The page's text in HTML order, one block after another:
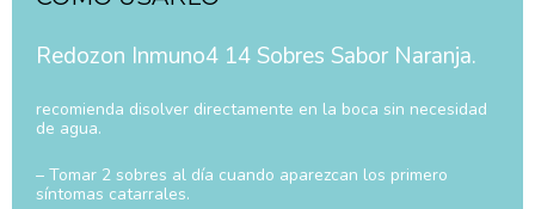
Redozon Inmuno4 14 Sobres Sabor Naranja.
recomienda disolver directamente en la boca sin necesidad
de agua.
– Tomar 2 sobres al día cuando aparezcan los primero
síntomas catarrales.